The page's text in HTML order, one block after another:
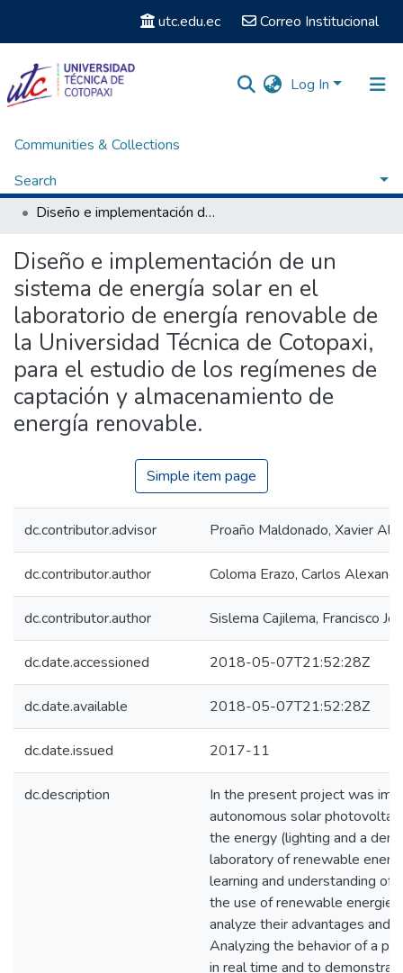
utc.edu.ec Correo Institucional
Log In
Communities & Collections
Search
Statistics
Home
Titulación - Ingeniería Eléctrica
Diseño e implementación de un sistema de energía solar en el laboratorio de energía renovable de la Universidad Técnica de Cotopaxi, para el estudio de los regímenes de captación y almacenamiento de energía renovable.
Diseño e implementación de un
sistema de energía solar en el
laboratorio de energía renovable de
la Universidad Técnica de Cotopaxi,
para el estudio de los regímenes de
captación y almacenamiento de
energía renovable.
Simple item page
dc.contributor.advisor Proaño Maldonado, Xavier
dc.contributor.author Coloma Erazo, Carlos
dc.contributor.author Sislema Cajilema, Francisco
dc.date.accessioned 2018-05-07T21:52:28Z
dc.date.available 2018-05-07T21:52:28Z
dc.date.issued 2017-11
dc.description
In the present project was
autonomous solar
the energy (lighting and a
laboratory of renewable
learning and understanding of
the use of renewable
analyze their advantages and
Analyzing the behavior of a
in real time and to